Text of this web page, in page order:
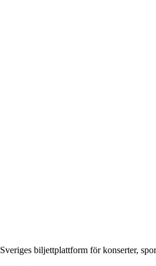
Sveriges biljettplattform för konserter,